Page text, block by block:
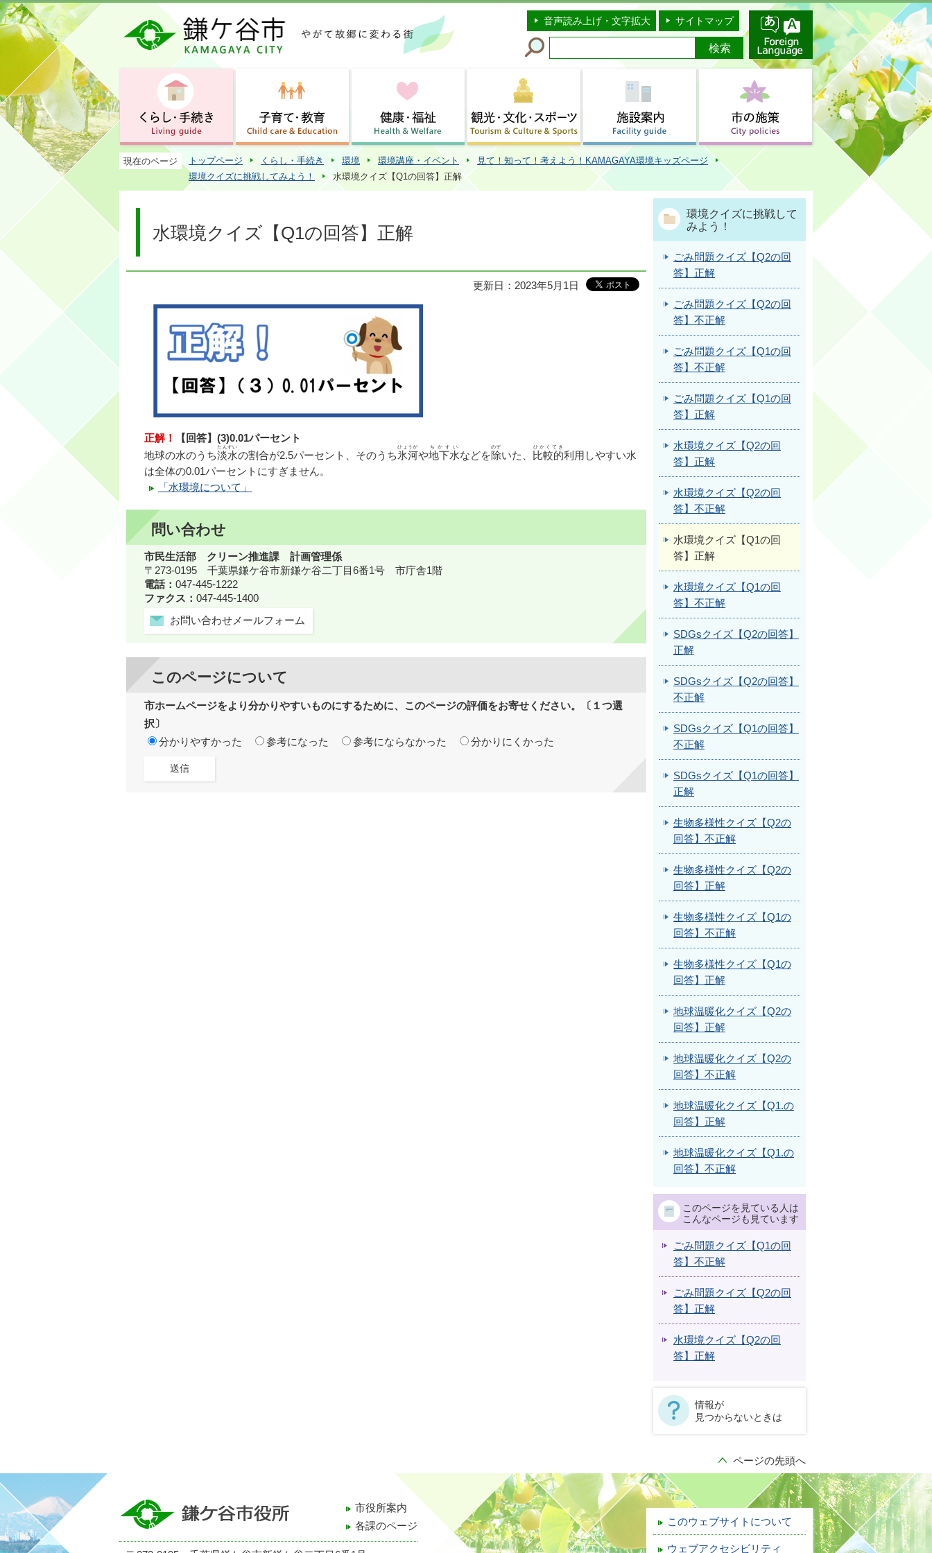
このページの本文へ移動
音声読み上げ・文字拡大 サイトマップ
現在のページ トップページ くらし・手続き 環境 環境講座・イベント
見て！知って！考えよう！KAMAGAYA環境キッズページ
環境クイズに挑戦してみよう！
水環境クイズ【Q1の回答】正解
水環境クイズ【Q1の回答】正解
更新日：2023年5月1日
正解！
【回答】(3)0.01パーセント
地球の水のうち淡水
たんすい
の割合が2.5パーセント、そのうち氷河
ひょうが
や地下水
ちかすい
などを除
のぞ
いた、 比較的
ひかくてき
利用しやすい水
は全体の0.01パーセントにすぎません。
「水環境について」
問い合わせ
市民生活部 クリーン推進課 計画管理係
〒273-0195 千葉県鎌ケ谷市新鎌ケ谷二丁目6番1号 市庁舎1階
電話： 047-445-1222
ファクス： 047-445-1400
お問い合わせメールフォーム
このページについて
市ホームページをより分かりやすいものにするために、このページの評価をお寄せください。〔１つ選
択〕
分かりやすかった
参考になった 参考にならなかった 分かりにくかった
環境クイズに挑戦して
みよう！
ごみ問題クイズ【Q2の回
答】正解
ごみ問題クイズ【Q2の回
答】不正解
ごみ問題クイズ【Q1の回
答】不正解
ごみ問題クイズ【Q1の回
答】正解
水環境クイズ【Q2の回
答】正解
水環境クイズ【Q2の回
答】不正解
水環境クイズ【Q1の回
答】正解
水環境クイズ【Q1の回
答】不正解
SDGsクイズ【Q2の回答】
正解
SDGsクイズ【Q2の回答】
不正解
SDGsクイズ【Q1の回答】
不正解
SDGsクイズ【Q1の回答】
正解
生物多様性クイズ【Q2の
回答】不正解
生物多様性クイズ【Q2の
回答】正解
生物多様性クイズ【Q1の
回答】不正解
生物多様性クイズ【Q1の
回答】正解
地球温暖化クイズ【Q2の
回答】正解
地球温暖化クイズ【Q2の
回答】不正解
地球温暖化クイズ【Q1.の
回答】正解
地球温暖化クイズ【Q1.の
回答】不正解
このページを見ている人は
こんなページも見ています
ごみ問題クイズ【Q1の回
答】不正解
ごみ問題クイズ【Q2の回
答】正解
水環境クイズ【Q2の回
答】正解
情報が
見つからないときは
ページの先頭へ
市役所案内
各課のページ
このウェブサイトについて
ウェブアクセシビリティ